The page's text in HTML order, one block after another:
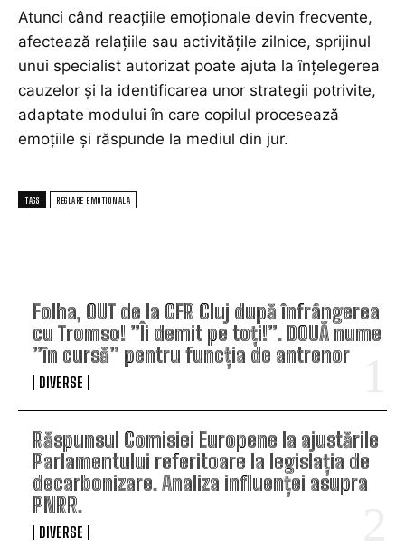
Folha, OUT de la CFR Cluj după înfrângerea
cu Tromso! ”Îi demit pe toți!”. DOUĂ nume
”în cursă” pentru funcția de antrenor
DIVERSE
Răspunsul Comisiei Europene la ajustările
Parlamentului referitoare la legislația de
decarbonizare. Analiza influenței asupra
PNRR.
DIVERSE
Atunci când reacțiile emoționale devin frecvente,
afectează relațiile sau activitățile zilnice, sprijinul
unui specialist autorizat poate ajuta la înțelegerea
cauzelor și la identificarea unor strategii potrivite,
adaptate modului în care copilul procesează
emoțiile și răspunde la mediul din jur.
TAGS REGLARE EMOTIONALA